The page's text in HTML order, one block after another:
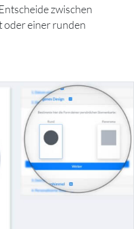
zwischen
oder einer runden